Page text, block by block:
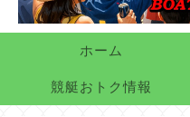
ホーム
競艇おトク情報